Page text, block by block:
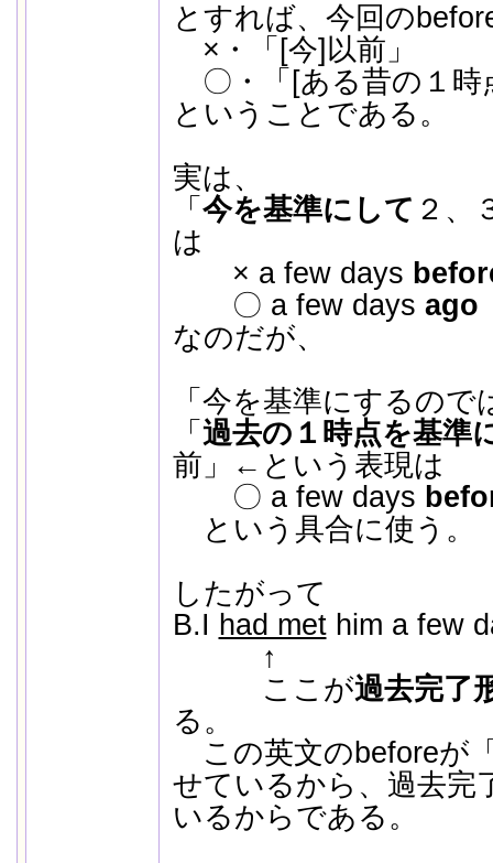
とすれば、今回の
×・「[今]以前」
〇・「[ある昔の１時
ということである。
実は、
「 今を基準にして ２、
は
× a few days
〇 a few days ago
なのだが、
「今を基準にするので
「 過去の１時点を基準
前」←という表現は
〇 a few days
という具合に使う。
したがって
B.I had methim a few
↑
ここが過去完了
る。
この英文のbeforeが
せているから、過去完
いるからである。